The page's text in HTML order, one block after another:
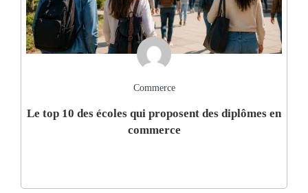
Commerce
Le top 10 des écoles qui proposent des diplômes en
commerce